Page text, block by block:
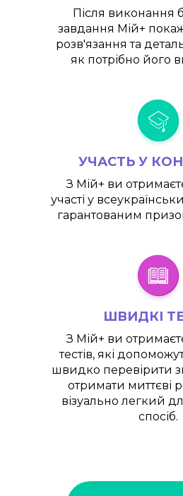
Після виконання
завдання Мій+
розв'язання та
як потрібно його
УЧАСТЬ У
З Мій+ ви
участі у
гарантованим
ШВИДКІ
З Мій+ ви
тестів, які
швидко перевірити
отримати миттєві
візуально легкий
спосіб.